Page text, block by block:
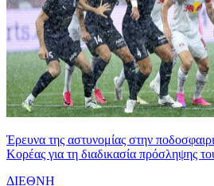
Έρευνα της αστυνομίας στην
Κορέας για τη διαδικασία πρόσληψης
ΔΙΕΘΝΗ